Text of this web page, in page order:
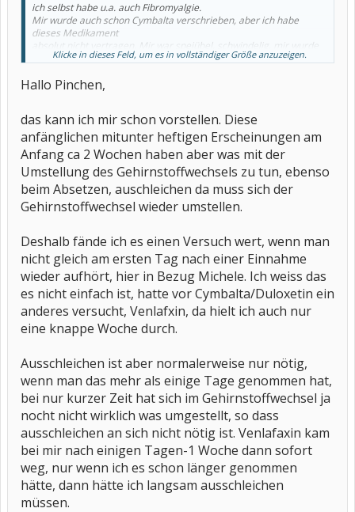
ich selbst habe u.a. auch Fibromyalgie.
Mir wurde auch schon Cymbalta verschrieben, aber ich habe
dieses Medikament
absolut nicht vertragen. Mir war speiübel, schwindelig, mir wurde
heiß und kalt,
unruhig und sehr gereizt.
abzusetzen.
Da ich es noch nicht allzu lange eingenommen hatte ,ließ ich es
langsam ausschleichen und hatte nur wenige Absetzsymptome.
Obwohl mir diese nach nur kurzer Zeit schon
gereicht haben. Das Ausschleichen gilt aber für längere
Einnahmephasen, wenn man das nur wenige Tage genommen hat
braucht es normal kein Ausschleichen, da sich da im
Gehirnstoffwechsel ja noch kaum was umgestellt hat.
Am besten du sprichst deinen behandelnden Arzt darauf an,
vielleicht hat er ja
eine Alternative für dich bzg. Cymbalta.
Alles Gute
Pinchen
Klicke in dieses Feld, um es in vollständiger Größe anzuzeigen.
Hallo Pinchen,
das kann ich mir schon vorstellen. Diese
anfänglichen mitunter heftigen Erscheinungen am
Anfang ca 2 Wochen haben aber was mit der
Umstellung des Gehirnstoffwechsels zu tun, ebenso
beim Absetzen, auschleichen da muss sich der
Gehirnstoffwechsel wieder umstellen.
Deshalb fände ich es einen Versuch wert, wenn man
nicht gleich am ersten Tag nach einer Einnahme
wieder aufhört, hier in Bezug Michele. Ich weiss das
es nicht einfach ist, hatte vor Cymbalta/Duloxetin ein
anderes versucht, Venlafxin, da hielt ich auch nur
eine knappe Woche durch.
Ausschleichen ist aber normalerweise nur nötig,
wenn man das mehr als einige Tage genommen hat,
bei nur kurzer Zeit hat sich im Gehirnstoffwechsel ja
nocht nicht wirklich was umgestellt, so dass
ausschleichen an sich nicht nötig ist. Venlafaxin kam
bei mir nach einigen Tagen-1 Woche dann sofort
weg, nur wenn ich es schon länger genommen
hätte, dann hätte ich langsam ausschleichen
müssen.